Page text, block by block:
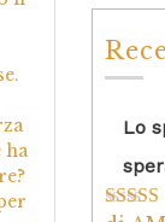
ha
Lo